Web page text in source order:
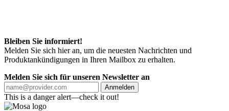
Bleiben Sie informiert!
Melden Sie sich hier an, um die neuesten Nachrichten und
Produktankündigungen in Ihren Mailbox zu erhalten.
Melden Sie sich für unseren Newsletter an
Anmelden
This is a danger alert—check it out!